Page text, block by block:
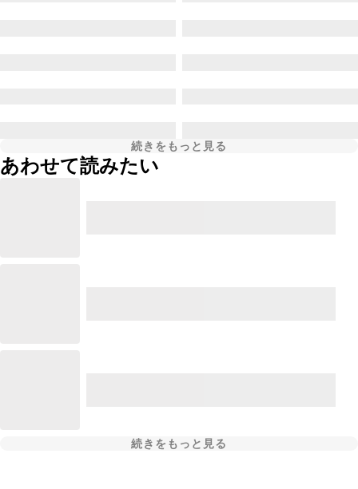
続きをもっと見る
あわせて読みたい
続きをもっと見る